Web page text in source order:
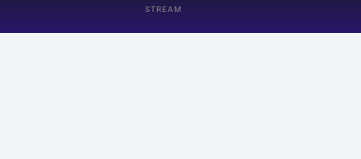
STREAM